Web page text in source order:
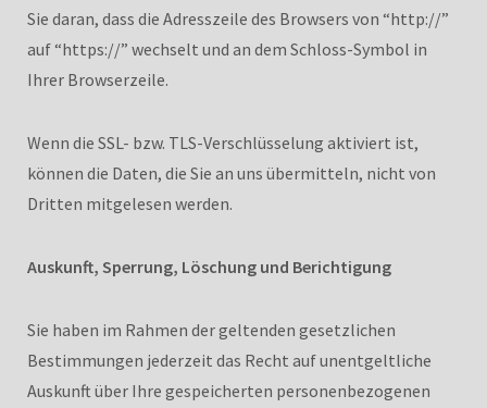
Sie daran, dass die Adresszeile des Browsers von “http://”
auf “https://” wechselt und an dem Schloss-Symbol in
Ihrer Browserzeile.
Wenn die SSL- bzw. TLS-Verschlüsselung aktiviert ist,
können die Daten, die Sie an uns übermitteln, nicht von
Dritten mitgelesen werden.
Auskunft, Sperrung, Löschung und Berichtigung
Sie haben im Rahmen der geltenden gesetzlichen
Bestimmungen jederzeit das Recht auf unentgeltliche
Auskunft über Ihre gespeicherten personenbezogenen